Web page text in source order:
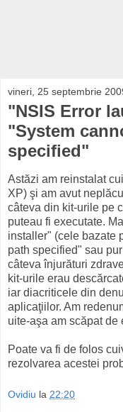
vineri, 25 septembrie
"NSIS Error
"System
specified"
Astăzi am reinstalat
XP) şi am avut
câteva din kit-urile pe
puteau fi executate.
installer" (cele bazate
path specified" sau
câteva înjurături
kit-urile erau
iar diacriticele din
aplicaţiilor. Am
uite-aşa am scăpat de
Poate va fi de folos
rezolvarea acestei
Ovidiu la 22:20